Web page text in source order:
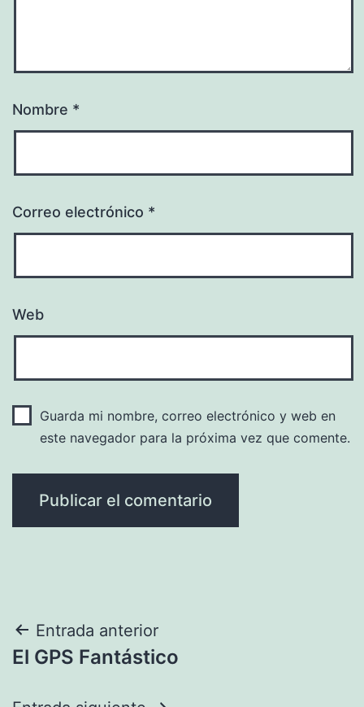
Nombre *
Correo electrónico *
Web
Guarda mi nombre, correo electrónico y web en
este navegador para la próxima vez que comente.
Navegación
de
Entrada anterior
El GPS Fantástico